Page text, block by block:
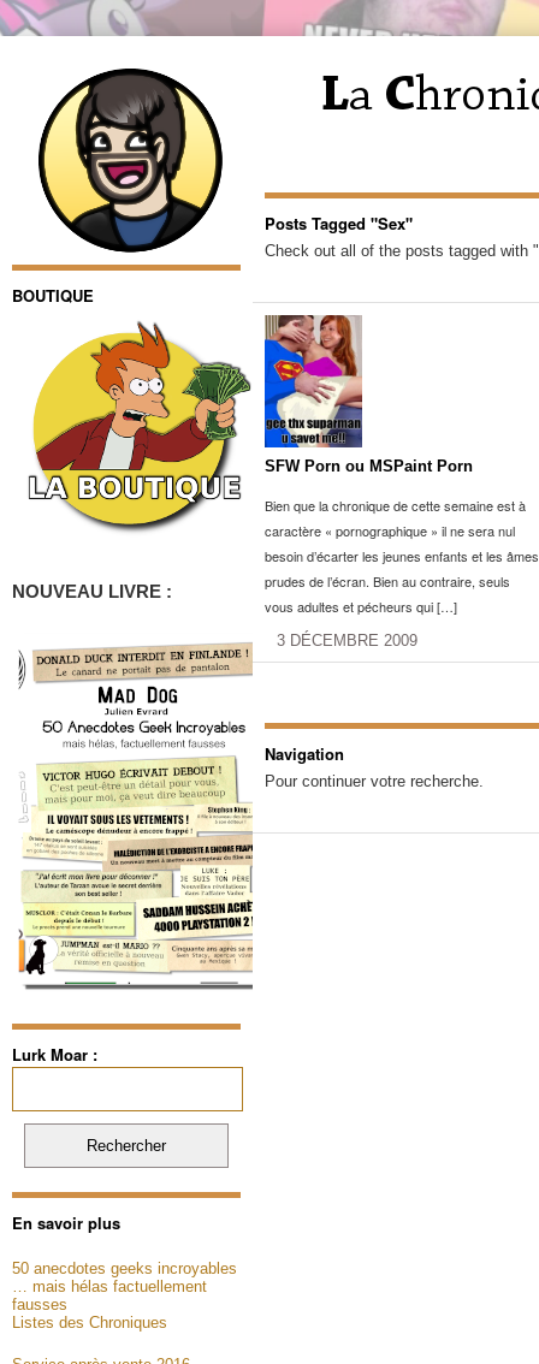
BOUTIQUE
NOUVEAU LIVRE :
Lurk Moar :
En savoir plus
50 anecdotes geeks incroyables
… mais hélas factuellement
fausses
Listes des Chroniques
Posts Tagged "Sex"
Check out all of the posts tagged with
SFW Porn ou MSPaint Porn
Bien que la chronique de cette semaine est à
caractère « pornographique » il ne sera nul
besoin d’écarter les jeunes enfants et les âmes
prudes de l’écran. Bien au contraire, seuls
vous adultes et pécheurs qui […]
3 DÉCEMBRE 2009
Navigation
Pour continuer votre recherche.